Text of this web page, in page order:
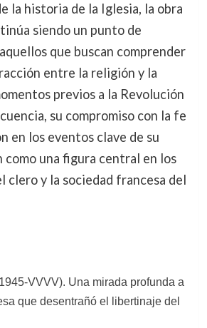
la historia de la Iglesia, la obra
siendo un punto de
que buscan comprender
entre la religión y la
previos a la Revolución
su compromiso con la fe
en los eventos clave de su
como una figura central en los
clero y la sociedad francesa del
VVVV). Una mirada profunda a
que desentrañó el libertinaje del